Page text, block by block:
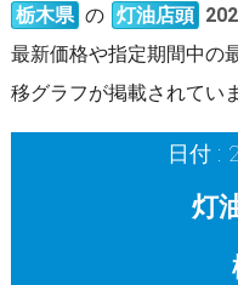
栃木県 の 灯油店頭
最新価格や指定期間中の
移グラフが掲載されてい
日付 :
灯